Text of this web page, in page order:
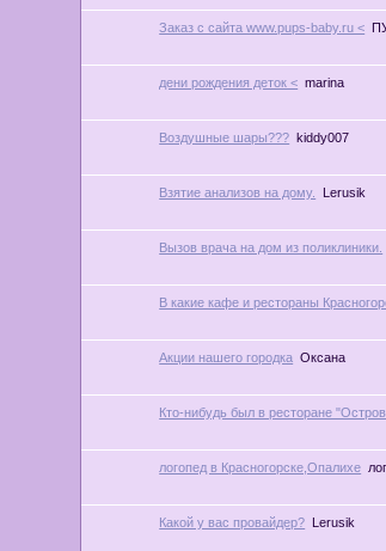
Заказ с сайта www.pups-baby.ru <
дени рождения деток < marina
Воздушные шары??? kiddy007
Взятие анализов на дому. Lerusik
Вызов врача на дом из поликлиники.
В какие кафе и рестораны
Акции нашего городка Оксана
Кто-нибудь был в ресторане
логопед в Красногорске,Опалихе
Какой у вас провайдер? Lerusik